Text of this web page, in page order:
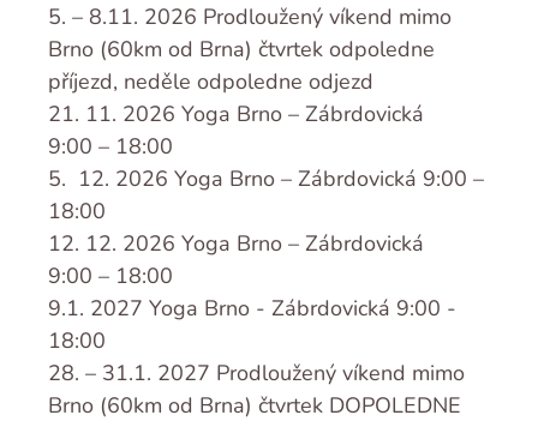
5. – 8.11. 2026 Prodloužený víkend mimo
Brno (60km od Brna) čtvrtek odpoledne
příjezd, neděle odpoledne odjezd
21. 11. 2026 Yoga Brno – Zábrdovická
9:00 – 18:00
5. 12. 2026 Yoga Brno – Zábrdovická 9:00 –
18:00
12. 12. 2026 Yoga Brno – Zábrdovická
9:00 – 18:00
9.1. 2027 Yoga Brno - Zábrdovická 9:00 -
18:00
28. – 31.1. 2027 Prodloužený víkend mimo
Brno (60km od Brna) čtvrtek DOPOLEDNE